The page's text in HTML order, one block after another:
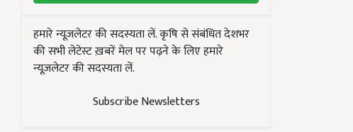
हमारे न्यूज़लेटर की सदस्यता लें. कृषि से संबंधित देशभर
की सभी लेटेस्ट ख़बरें मेल पर पढ़ने के लिए हमारे
न्यूज़लेटर की सदस्यता लें.
Subscribe Newsletters